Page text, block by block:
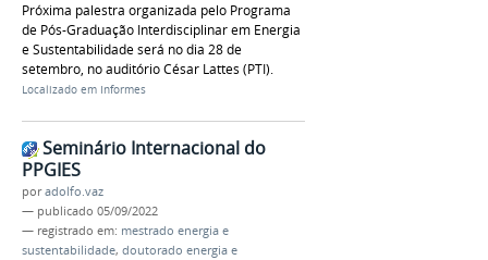
Próxima palestra organizada pelo Programa
de Pós-Graduação Interdisciplinar em Energia
e Sustentabilidade será no dia 28 de
setembro, no auditório César Lattes (PTI).
Localizado em Informes
Seminário Internacional do
PPGIES
poradolfo.vaz
— publicado 05/09/2022
— registrado em: mestrado energia e
sustentabilidade, doutorado energia e